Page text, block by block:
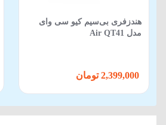
هندزفری بی‌سیم کیو سی وای
مدل Air QT41